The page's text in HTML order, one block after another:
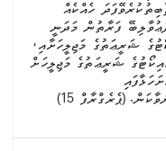
ހެއްކެއް
ފަރާތުން މަދަނީ
ޝަރީޢަތުގެ މަޖިލީހަށާއި،
ޝަރީޢަތުގެ މަޖިލީހަށް
(ޕެރެގްރާފް 15)